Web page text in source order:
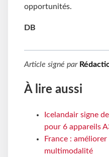
opportunités.
DB
Article signé par
À lire aussi
Icelandair signe
pour 6 appareils
France :
multimodalité